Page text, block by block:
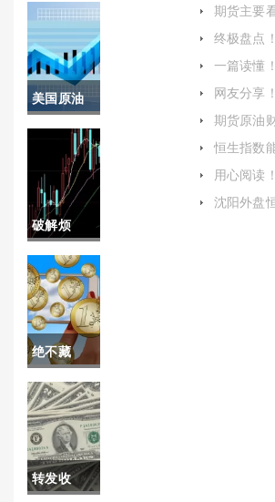
美国原油
储备数量
(美国原油
储备数量
排名)
破解烦
恼！黄金
期货22小
时喊单(专
业指导与
实时分析)
绝不藏
拙！期货
白银保证
金（了解
其保证金
转发收
期货主要
么)
终极盘点
续费（帮
解和掌握
一篇读懂
单：投资
网友分享
播间喊单(
直播间)
期货原油
在线直播室)
恒生指数
涨了多少
用心阅读
（现状分
沈阳外盘